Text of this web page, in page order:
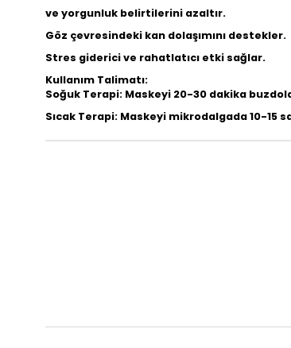
ve yorgunluk belirtilerini azaltır.
Göz çevresindeki kan dolaşımını destekler.
Stres giderici ve rahatlatıcı etki sağlar.
Kullanım Talimatı:
Soğuk Terapi: Maskeyi 20-30 dakika
Sıcak Terapi: Maskeyi mikrodalgada 10-15